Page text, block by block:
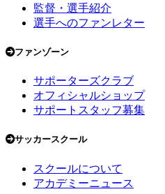
監督・選手紹介
選手へのファンレター
ファンゾーン
サポーターズクラブ
オフィシャルショップ
サポートスタッフ募集
サッカースクール
スクールについて
アカデミーニュース